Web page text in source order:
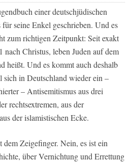
einer deutschjüdischen
seine Enkel geschrieben. Und es
zum richtigen Zeitpunkt: Seit exakt
nach Christus, leben Juden auf dem
heißt. Und es kommt auch deshalb
in Deutschland wieder ein –
– Antisemitismus aus drei
rechtsextremen, aus der
der islamistischen Ecke.
Zeigefinger. Nein, es ist ein
über Vernichtung und Errettung